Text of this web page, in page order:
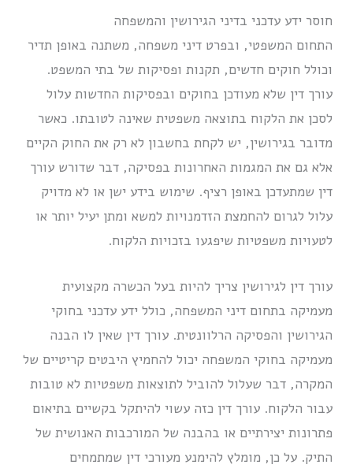
חוסר ידע עדכני בדיני הגירושין והמשפחה
התחום המשפטי, ובפרט דיני משפחה, משתנה באופן תדיר
וכולל חוקים חדשים, תקנות ופסיקות של בתי המשפט.
עורך דין שלא מעודכן בחוקים ובפסיקות החדשות עלול
לסכן את הלקוח בתוצאה משפטית שאינה לטובתו. כאשר
מדובר בגירושין, יש לקחת בחשבון לא רק את החוק הקיים
אלא גם את המגמות האחרונות בפסיקה, דבר שדורש עורך
דין שמתעדכן באופן רציף. שימוש בידע ישן או לא מדויק
עלול לגרום להחמצת הזדמנויות למשא ומתן יעיל יותר או
לטעויות משפטיות שיפגעו בזכויות הלקוח.
עורך דין לגירושין צריך להיות בעל הכשרה מקצועית
מעמיקה בתחום דיני המשפחה, כולל ידע עדכני בחוקי
הגירושין והפסיקה הרלוונטית. עורך דין שאין לו הבנה
מעמיקה בחוקי המשפחה יכול להחמיץ היבטים קריטיים של
המקרה, דבר שעלול להוביל לתוצאות משפטיות לא טובות
עבור הלקוח. עורך דין כזה עשוי להיתקל בקשיים בתיאום
פתרונות יצירתיים או בהבנה של המורכבות האנושית של
התיק. על כן, מומלץ להימנע מעורכי דין שמתמחים